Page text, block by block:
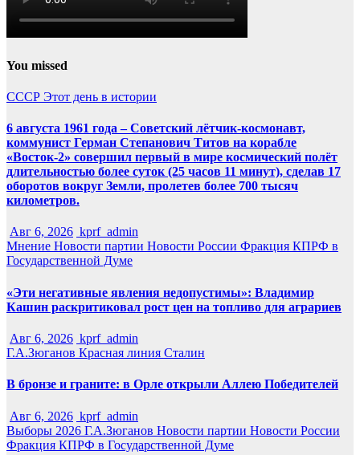
You missed
СССР Этот день в истории
6 августа 1961 года – Советский лётчик-космонавт,
коммунист Герман Степанович Титов на корабле
«Восток-2» совершил первый в мире космический полёт
длительностью более суток (25 часов 11 минут), сделав 17
оборотов вокруг Земли, пролетев более 700 тысяч
километров.
Авг 6, 2026 kprf_admin
Мнение Новости партии Новости России Фракция КПРФ в
Государственной Думе
«Эти негативные явления недопустимы»: Владимир
Кашин раскритиковал рост цен на топливо для аграриев
Авг 6, 2026 kprf_admin
Г.А.Зюганов Красная линия Сталин
В бронзе и граните: в Орле открыли Аллею Победителей
Авг 6, 2026 kprf_admin
Выборы 2026 Г.А.Зюганов Новости партии Новости России
Фракция КПРФ в Государственной Думе